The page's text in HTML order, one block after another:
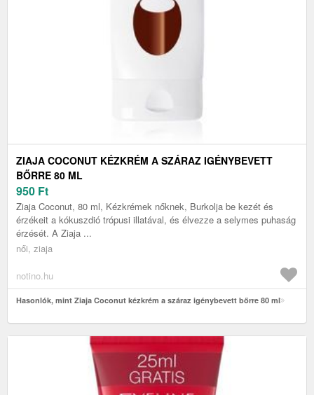
ZIAJA COCONUT KÉZKRÉM A SZÁRAZ IGÉNYBEVETT
BŐRRE 80 ML
950 Ft
Ziaja Coconut, 80 ml, Kézkrémek nőknek, Burkolja be kezét és
érzékeit a kókuszdió trópusi illatával, és élvezze a selymes puhaság
érzését. A Ziaja ...
női, ziaja
notino.hu
Hasonlók, mint Ziaja Coconut kézkrém a száraz igénybevett bőrre 80 ml